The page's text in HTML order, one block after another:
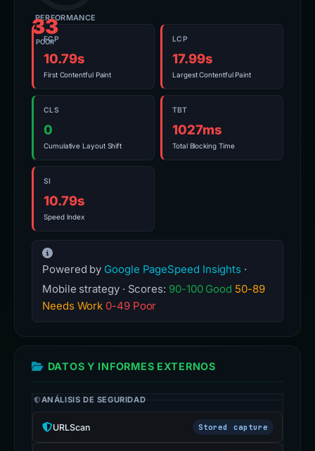
33
POOR
PERFORMANCE
FCP
10.79s
First Contentful Paint
LCP
17.99s
Largest Contentful Paint
CLS
0
Cumulative Layout Shift
TBT
1027ms
Total Blocking Time
SI
10.79s
Speed Index
Powered by Google PageSpeed Insights ·
Mobile strategy · Scores: 90-100 Good 50-89
Needs Work 0-49 Poor
DATOS Y INFORMES EXTERNOS
ANÁLISIS DE SEGURIDAD
URLScan Stored capture